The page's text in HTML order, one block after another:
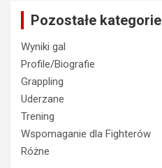
Pozostałe kategorie
Wyniki gal
Profile/Biografie
Grappling
Uderzane
Trening
Wspomaganie dla Fighterów
Różne